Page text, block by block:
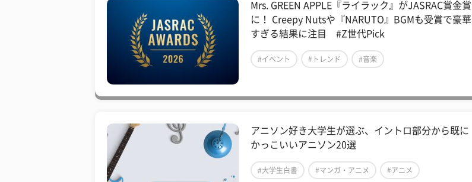
Mrs. GREEN APPLE『ライラック』がJASRAC賞金賞
に！ Creepy Nutsや『NARUTO』BGMも受賞で豪華
すぎる結果に注目 #Z世代Pick
#イベント #トレンド #音楽
アニソン好き大学生が選ぶ、イントロ部分から既に
かっこいいアニソン20選
#大学生白書 #マンガ・アニメ #アニメ